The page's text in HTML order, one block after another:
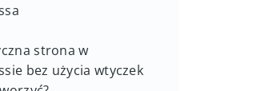
strona w
bez użycia wtyczek